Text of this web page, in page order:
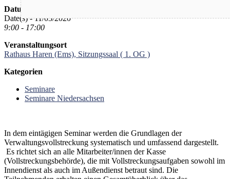
Datum/Zeit
Date(s) - 11/03/2020
9:00 - 17:00
Veranstaltungsort
Rathaus Haren (Ems), Sitzungssaal ( 1. OG )
Kategorien
Seminare
Seminare Niedersachsen
In dem eintägigen Seminar werden die Grundlagen der
Verwaltungsvollstreckung systematisch und umfassend dargestellt.
Es richtet sich an alle Mitarbeiter/innen der Kasse
(Vollstreckungsbehörde), die mit Vollstreckungsaufgaben sowohl im
Innendienst als auch im Außendienst betraut sind. Die